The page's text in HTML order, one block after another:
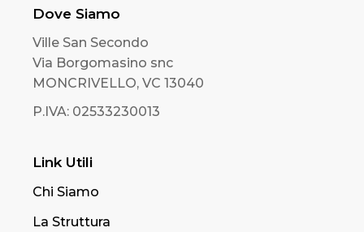
Dove Siamo
Ville San Secondo
Via Borgomasino snc
MONCRIVELLO, VC 13040
P.IVA: 02533230013
Link Utili
Chi Siamo
La Struttura